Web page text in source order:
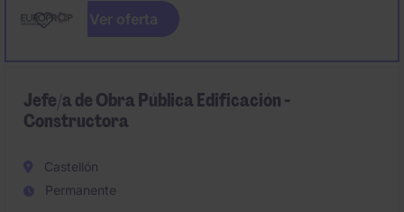
integración de todos los proyectos relacionados con
cambios de diseño del motor TP400. Este puesto
externos.
Ver oferta
Jefe/a de Obra Pública Edificación -
Constructora
Castellón
Permanente